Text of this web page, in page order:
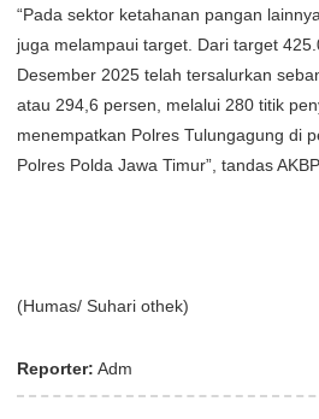
“Pada sektor ketahanan pangan
juga melampaui target. Dari target
Desember 2025 telah tersalurkan
atau 294,6 persen, melalui 280 titik
menempatkan Polres Tulungagung di
Polres Polda Jawa Timur”, tandas
(Humas/ Suhari othek)
Reporter: Adm